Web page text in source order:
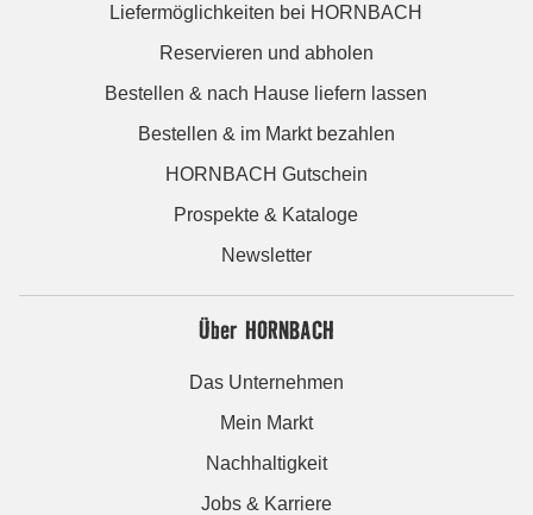
Liefermöglichkeiten bei HORNBACH
Reservieren und abholen
Bestellen & nach Hause liefern lassen
Bestellen & im Markt bezahlen
HORNBACH Gutschein
Prospekte & Kataloge
Newsletter
Über HORNBACH
Das Unternehmen
Mein Markt
Nachhaltigkeit
Jobs & Karriere